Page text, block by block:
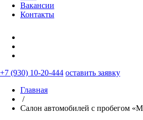
Вакансии
Контакты
+7 (930) 10-20-444 оставить заявку
Главная
/
Салон автомобилей с пробегом